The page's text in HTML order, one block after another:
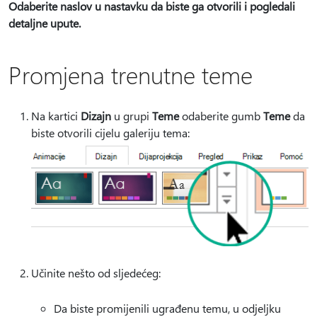
Odaberite naslov u nastavku da biste ga otvorili i pogledali
detaljne upute.
Promjena trenutne teme
Na kartici Dizajn u grupi Temeodaberite gumbTemeda
biste otvorili cijelu galeriju tema:
Učinite nešto od sljedećeg:
Da biste promijenili ugrađenu temu, u odjeljku